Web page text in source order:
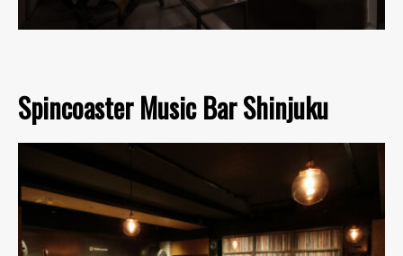
Spincoaster Music Bar Shinjuku